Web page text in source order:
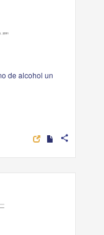
de alcohol un
share